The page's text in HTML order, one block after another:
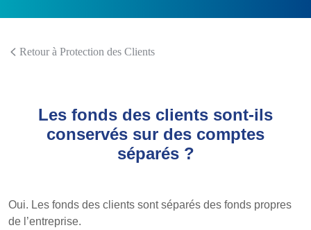
Retour à Protection des Clients
Les fonds des clients sont-ils
conservés sur des comptes
séparés ?
Oui. Les fonds des clients sont séparés des fonds propres
de l’entreprise.